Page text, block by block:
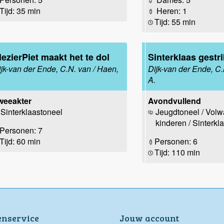
35 min
Heren: 1
Tijd: 55 min
maakt het te dol
van der Ende, C.N. van / Haen,
Sinterklaastoneel
7
60 min
Sinterklaas
Dijk-van der Ende,
A.
Avondvullend
Jeugdtoneel /
kinderen /
Personen: 6
Tijd: 110 min
Jouw account